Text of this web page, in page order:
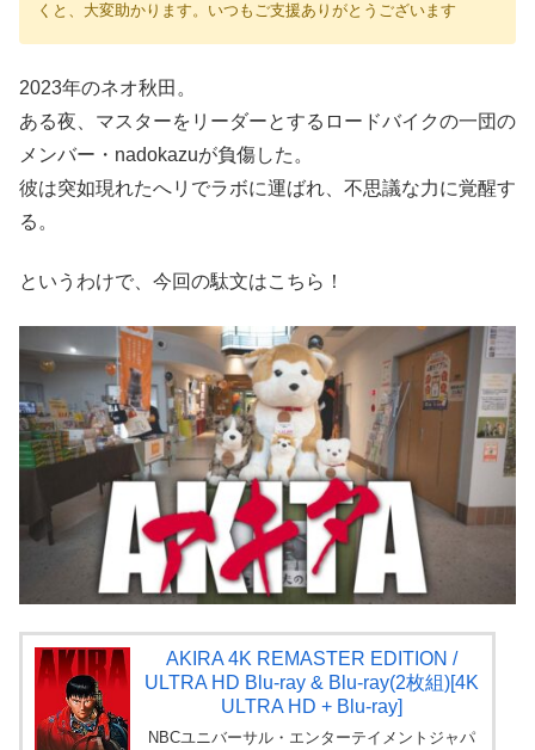
くと、大変助かります。いつもご支援ありがとうございます
2023年のネオ秋田。
ある夜、マスターをリーダーとするロードバイクの一団の
メンバー・nadokazuが負傷した。
彼は突如現れたへリでラボに運ばれ、不思議な力に覚醒す
る。
というわけで、今回の駄文はこちら！
AKIRA 4K REMASTER EDITION /
ULTRA HD Blu-ray & Blu-ray(2枚組)[4K
ULTRA HD + Blu-ray]
NBCユニバーサル・エンターテイメントジャパ